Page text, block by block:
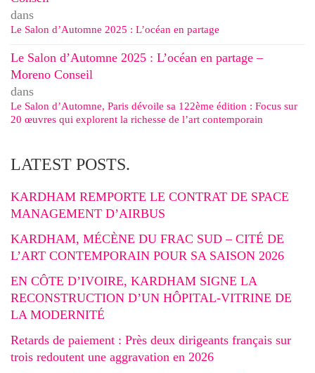
dans
Le Salon d’Automne 2025 : L’océan en partage
Le Salon d’Automne 2025 : L’océan en partage –
Moreno Conseil
dans
Le Salon d’Automne, Paris dévoile sa 122ème édition : Focus sur
20 œuvres qui explorent la richesse de l’art contemporain
LATEST POSTS.
KARDHAM REMPORTE LE CONTRAT DE SPACE
MANAGEMENT D’AIRBUS
KARDHAM, MÉCÈNE DU FRAC SUD – CITÉ DE
L’ART CONTEMPORAIN POUR SA SAISON 2026
EN CÔTE D’IVOIRE, KARDHAM SIGNE LA
RECONSTRUCTION D’UN HÔPITAL-VITRINE DE
LA MODERNITÉ
Retards de paiement : Près deux dirigeants français sur
trois redoutent une aggravation en 2026